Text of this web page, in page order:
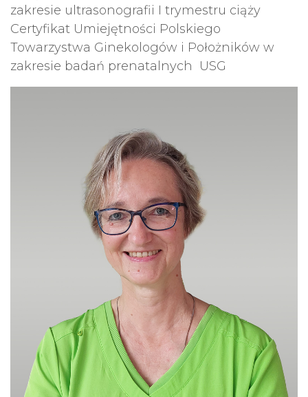
zakresie ultrasonografii I trymestru ciąży
Certyfikat Umiejętności Polskiego
Towarzystwa Ginekologów i Położników w
zakresie badań prenatalnych USG